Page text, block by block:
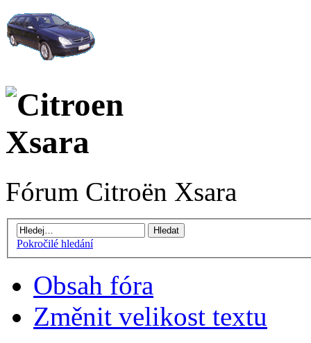
Fórum Citroën Xsara
Pokročilé hledání
Obsah fóra
Změnit velikost textu